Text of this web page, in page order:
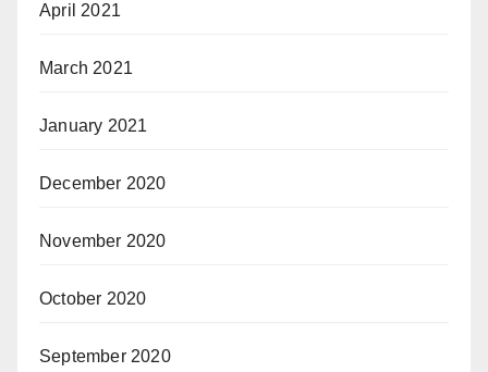
April 2021
March 2021
January 2021
December 2020
November 2020
October 2020
September 2020